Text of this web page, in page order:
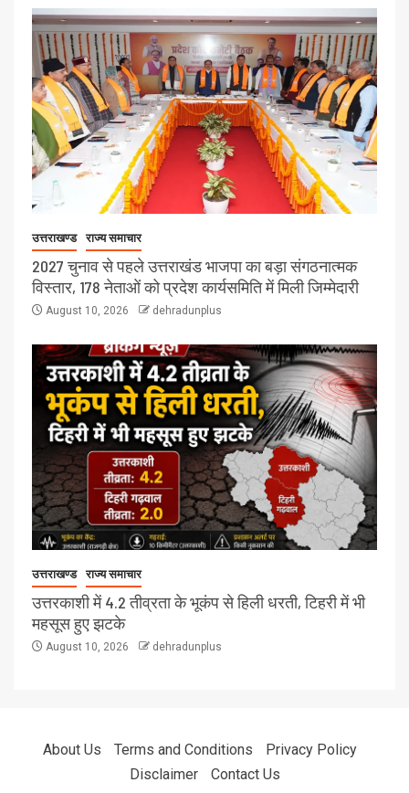
उत्तराखण्ड राज्य समाचार
2027 चुनाव से पहले उत्तराखंड भाजपा का बड़ा संगठनात्मक
विस्तार, 178 नेताओं को प्रदेश कार्यसमिति में मिली जिम्मेदारी
August 10, 2026 dehradunplus
उत्तराखण्ड राज्य समाचार
उत्तरकाशी में 4.2 तीव्रता के भूकंप से हिली धरती, टिहरी में भी
महसूस हुए झटके
August 10, 2026 dehradunplus
About Us Terms and Conditions
Privacy Policy
Disclaimer
Contact Us